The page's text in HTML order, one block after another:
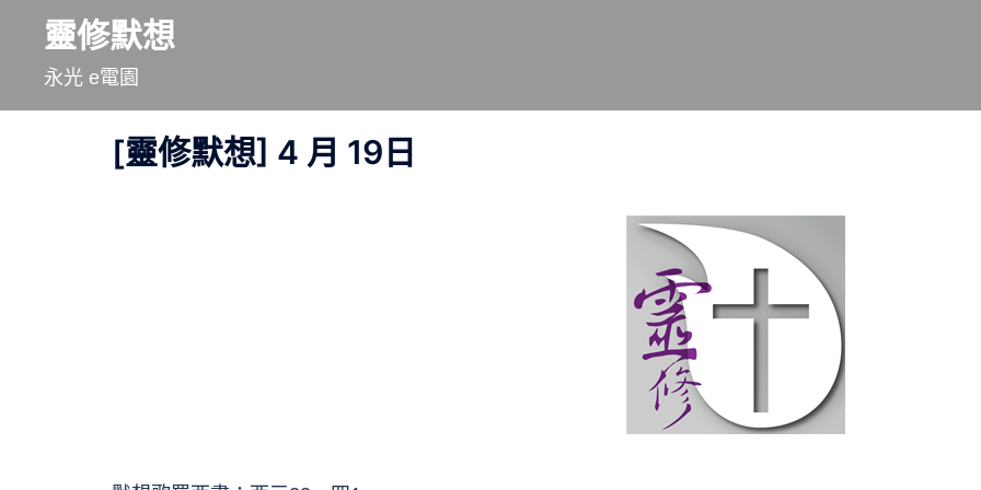
要
靈修默想
永光 e電園
[靈修默想] 4 月 19日